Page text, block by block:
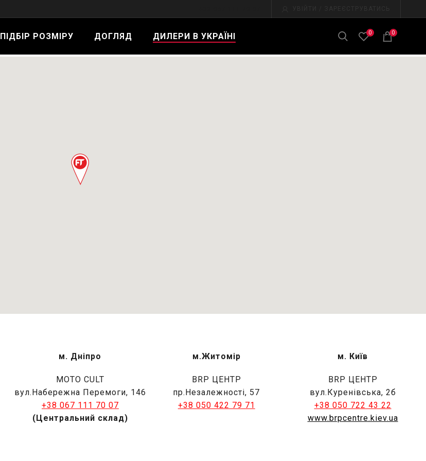
ПІДБІР РОЗМІРУ ДОГЛЯД ДИЛЕРИ В УКРАЇНІ 0 0
м. Дніпро
MOTO CULT
вул.Набережна Перемоги, 146
+38 067 111 70 07
(Центральний склад)
м.Житомір
BRP ЦЕНТР
пр.Незалежності, 57
+38 050 422 79 71
м. Київ
BRP ЦЕНТР
вул.Куренівська, 2б
+38 050 722 43 22
www.brpcentre.kiev.ua